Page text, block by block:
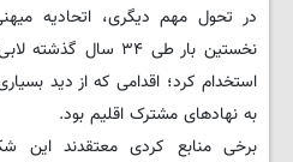
در تحول مهم دیگری، اتحادیه
نخستین بار طی ۳۴
استخدام کرد؛ اقدامی که از دید
به نهادهای مشترک اقلیم بود.
برخی منابع کردی معتقدند این